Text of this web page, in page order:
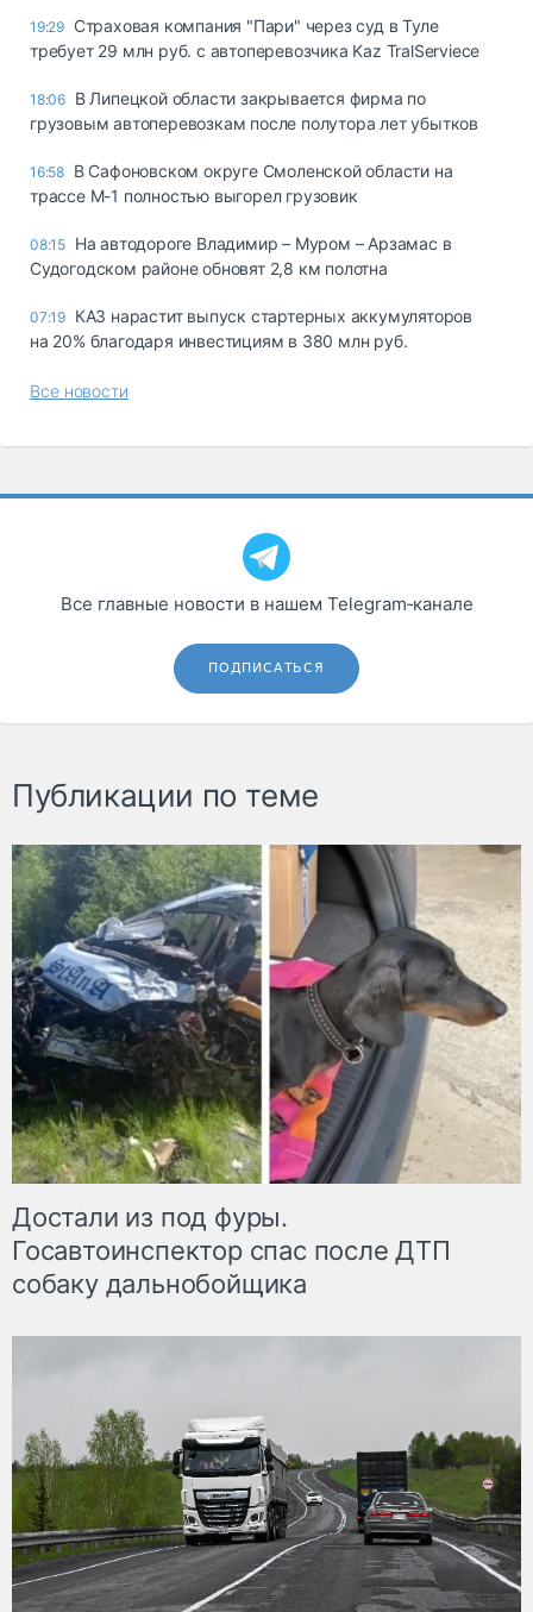
19:29 Страховая компания "Пари" через суд в Туле
требует 29 млн руб. с автоперевозчика Kaz TralServiece
18:06 В Липецкой области закрывается фирма по
грузовым автоперевозкам после полутора лет убытков
16:58 В Сафоновском округе Смоленской области на
трассе М-1 полностью выгорел грузовик
08:15 На автодороге Владимир – Муром – Арзамас в
Судогодском районе обновят 2,8 км полотна
07:19 КАЗ нарастит выпуск стартерных аккумуляторов
на 20% благодаря инвестициям в 380 млн руб.
Все новости
Все главные новости в нашем Telegram‑канале
ПОДПИСАТЬСЯ
Публикации по теме
Достали из под фуры.
Госавтоинспектор спас после ДТП
собаку дальнобойщика